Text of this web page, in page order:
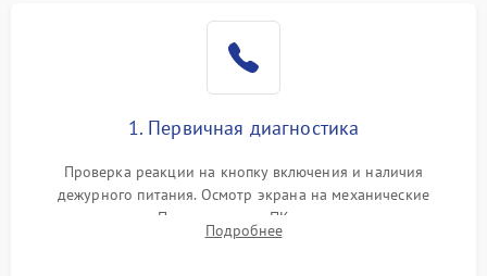
1. Первичная диагностика
Проверка реакции на кнопку включения и наличия
дежурного питания. Осмотр экрана на механические
повреждения. Подключение к ПК для оценки вывода
изображения, работы подсветки и выявления артефактов на
Подробнее